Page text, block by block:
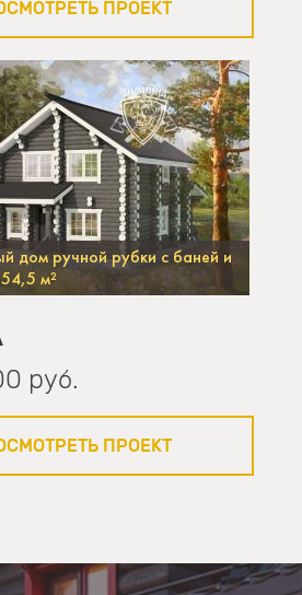
ПРОЕКТ
дом ручной рубки с баней и
м²
руб.
ПРОЕКТ